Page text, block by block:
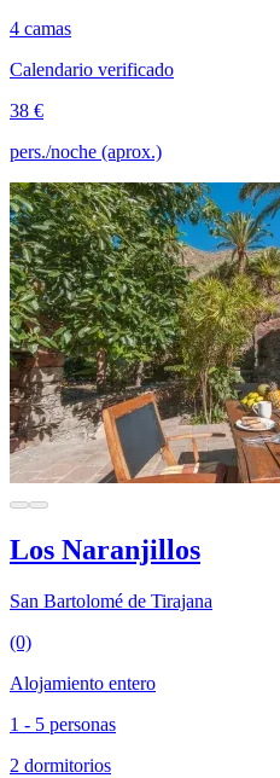
4 camas
Calendario verificado
38 €
pers./noche (aprox.)
Los Naranjillos
San Bartolomé de Tirajana
(0)
Alojamiento entero
1 - 5 personas
2 dormitorios